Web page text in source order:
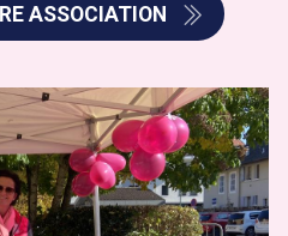
ASSOCIATION